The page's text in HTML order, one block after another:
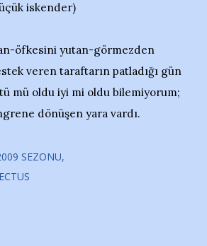
iskender)
öfkesini yutan-görmezden
veren taraftarın patladığı gün
mü oldu iyi mi oldu bilemiyorum;
dönüşen yara vardı.
SEZONU